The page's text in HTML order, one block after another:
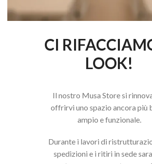
CI
LOOK!
Il nostro Musa Store si
offrirvi uno spazio ancora più
ampio e funzionale.
Durante i lavori di
spedizioni e i ritiri in sede